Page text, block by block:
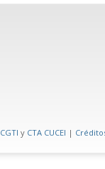
CGTI y CTA CUCEI |